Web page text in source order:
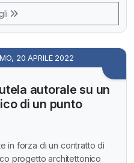
20 APRILE 2022
autorale su un
di un punto
in forza di un contratto di
progetto architettonico